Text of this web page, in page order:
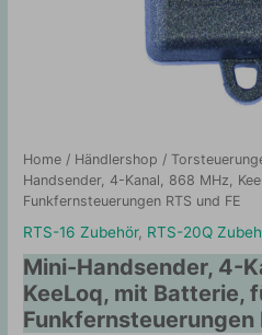
Home / Händlershop /
Handsender, 4-Kanal, 868 MHz,
Funkfernsteuerungen RTS und FE
RTS-16 Zubehör, RTS-20Q
Mini-Handsender, 4-
KeeLoq, mit Batterie,
Funkfernsteuerungen